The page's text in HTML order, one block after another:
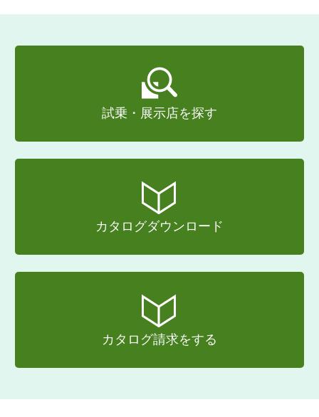
試乗・展示店を探す
カタログダウンロード
カタログ請求をする